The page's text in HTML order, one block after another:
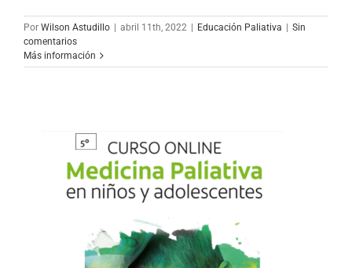
Por Wilson Astudillo abril 11th, 2022 Educación Paliativa
Sin
comentarios
Más información